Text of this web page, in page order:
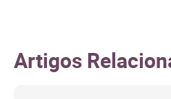
Artigos